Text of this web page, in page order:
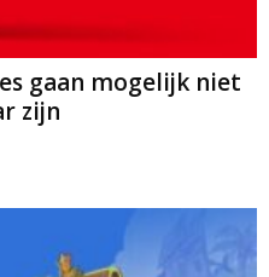
gaan mogelijk niet
zijn